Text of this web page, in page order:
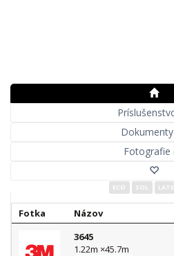
Fotografie
ECO SOL
Fotka Názov
3645
1.22m ×45.7m